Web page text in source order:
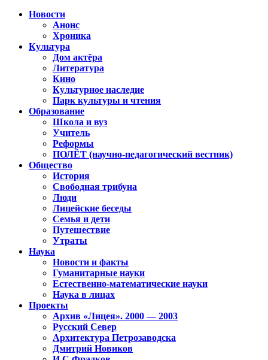
Новости
Анонс
Хроника
Культура
Дом актёра
Литература
Кино
Культурное наследие
Парк культуры и чтения
Образование
Школа и вуз
Учитель
Реформы
ПОЛЁТ (научно-педагогический вестник)
Общество
История
Свободная трибуна
Люди
Лицейские беседы
Семья и дети
Путешествие
Утраты
Наука
Новости и факты
Гуманитарные науки
Естественно-математические науки
Наука в лицах
Проекты
Архив «Лицея». 2000 — 2003
Русский Север
Архитектура Петрозаводска
Дмитрий Новиков